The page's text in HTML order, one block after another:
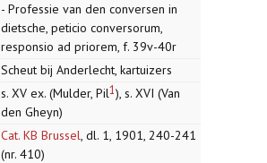
- Professie van den conversen in
dietsche, peticio conversorum,
responsio ad priorem, f. 39v-40r
Scheut bij Anderlecht, kartuizers
s. XV ex. (Mulder, Pil1), s. XVI (Van
den Gheyn)
Cat. KB Brussel, dl. 1, 1901, 240-241
(nr. 410)